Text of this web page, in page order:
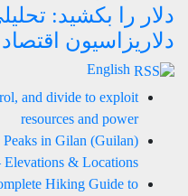
دلار را بکشید:
دلاریزاسیون
English
and divide to exploit
resources and power
in Gilan (Guilan)
Elevations & Locations
Hiking Guide to